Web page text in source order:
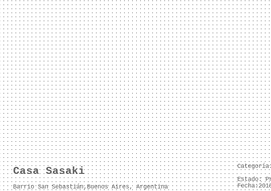
Casa Sasaki
Barrio San Sebastián, Buenos Aires, Argentina
Estado: